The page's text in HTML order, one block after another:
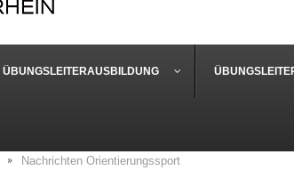
ÜBUNGSLEITERAUSBILDUNG
Nachrichten Orientierungssport